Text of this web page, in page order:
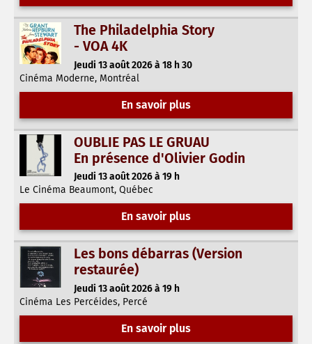
The Philadelphia Story
- VOA 4K
Jeudi 13 août 2026 à 18 h 30
Cinéma Moderne, Montréal
En savoir plus
OUBLIE PAS LE GRUAU
En présence d'Olivier Godin
Jeudi 13 août 2026 à 19 h
Le Cinéma Beaumont, Québec
En savoir plus
Les bons débarras (Version
restaurée)
Jeudi 13 août 2026 à 19 h
Cinéma Les Percéides, Percé
En savoir plus